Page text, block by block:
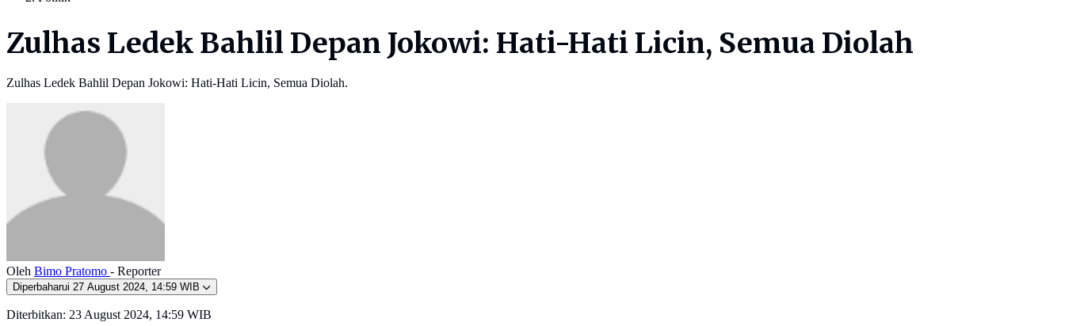
Zulhas Ledek Bahlil Depan Jokowi: Hati-Hati Licin, Semua Diolah
Zulhas Ledek Bahlil Depan Jokowi: Hati-Hati Licin, Semua Diolah.
Oleh Bimo Pratomo - Reporter
Diperbaharui 27 August 2024, 14:59 WIB
Diterbitkan: 23 August 2024, 14:59 WIB